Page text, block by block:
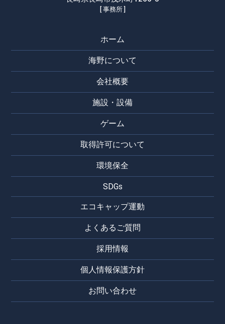
[ 事務所 ]
ホーム
海野について
会社概要
施設・設備
ゲーム
取得許可について
環境保全
SDGs
エコキャップ運動
よくあるご質問
採用情報
個人情報保護方針
お問い合わせ